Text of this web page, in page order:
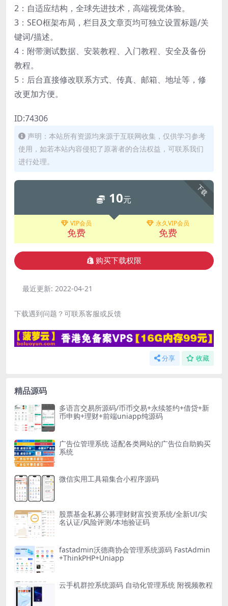
2：自适应结构，全球先进技术，高端视觉体验。
3：SEO框架布局，栏目及文章页均可独立设置标题/关
键词/描述。
4：附带测试数据、安装教程、入门教程、安全及备份
教程。
5：后台直接修改联系方式、传真、邮箱、地址等，修
改更加方便。
ID:74306
声明：本站所有资源均来源于互联网收集，仅供学习参考
使用，如若本站内容侵犯了原著者的合法权益，可联系我们
进行处理。
下载
10元
VIP会员
免费
永久VIP会员
免费
购买下载权限
最近更新: 2022-04-21
下载遇到问题？可联系客服或反馈
分享 收藏
精品源码
多语言交易所源码/币币交易+永续签约+借贷+新
币申购+理财+前端uniapp纯源码
广告位管理系统 适配各类网站的广告位自助购买
系统
微信实用工具箱集合小程序源码
股票基金私募公募理财财富投资系统/全新UI/实
名认证/风险评测/本地验证码
fastadmin沃德商协会管理系统源码 FastAdmin
+ThinkPHP+Uniapp
云手机群控系统源码 自动化管理系统 附视频教程